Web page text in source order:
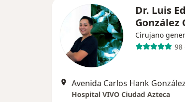
Dr. Luis
González
Cirujano
98
Hospital VIVO Ciudad Azteca